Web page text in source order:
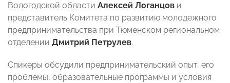
Вологодской области Алексей Логанцов и
представитель Комитета по развитию молодежного
предпринимательства при Тюменском региональном
отделении Дмитрий Петрулев.
Спикеры обсудили предпринимательский опыт, его
проблемы, образовательные программы и условия